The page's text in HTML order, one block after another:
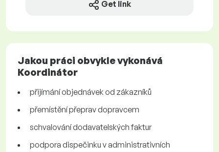
Get link
Jakou práci obvykle vykonává
Koordinátor
přijímání objednávek od zákazníků
přemístění přeprav dopravcem
schvalování dodavatelských faktur
podpora dispečinku v administrativních